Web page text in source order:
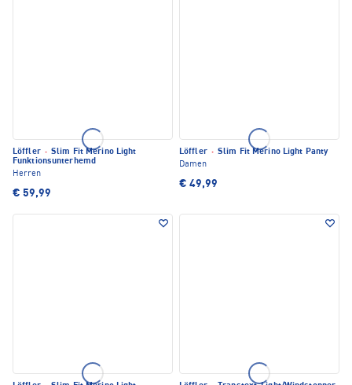
Löffler · Slim Fit Merino Light
Funktionsunterhemd
Herren
€ 59,99
Löffler · Slim Fit Merino Light Panty
Damen
€ 49,99